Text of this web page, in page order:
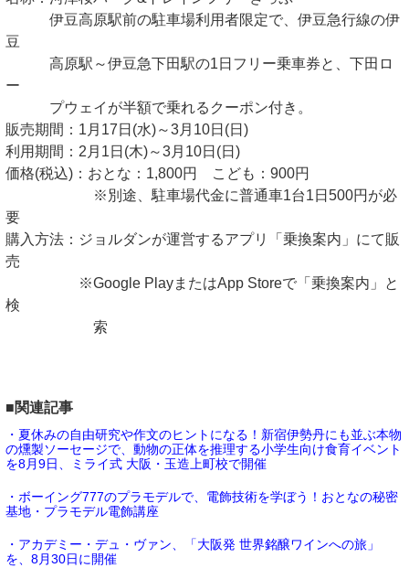
伊豆高原駅前の駐車場利用者限定で、伊豆急行線の伊
豆
高原駅～伊豆急下田駅の1日フリー乗車券と、下田ロ
ー
プウェイが半額で乗れるクーポン付き。
販売期間：1月17日(水)～3月10日(日)
利用期間：2月1日(木)～3月10日(日)
価格(税込)：おとな：1,800円 こども：900円
※別途、駐車場代金に普通車1台1日500円が必
要
購入方法：ジョルダンが運営するアプリ「乗換案内」にて販
売
※Google PlayまたはApp Storeで「乗換案内」と
検
索
■関連記事
・夏休みの自由研究や作文のヒントになる！新宿伊勢丹にも並ぶ本物
の燻製ソーセージで、動物の正体を推理する小学生向け食育イベント
を8月9日、ミライ式 大阪・玉造上町校で開催
・ボーイング777のプラモデルで、電飾技術を学ぼう！おとなの秘密
基地・プラモデル電飾講座
・アカデミー・デュ・ヴァン、「大阪発 世界銘醸ワインへの旅」
を、8月30日に開催